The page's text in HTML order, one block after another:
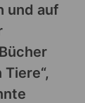
und auf